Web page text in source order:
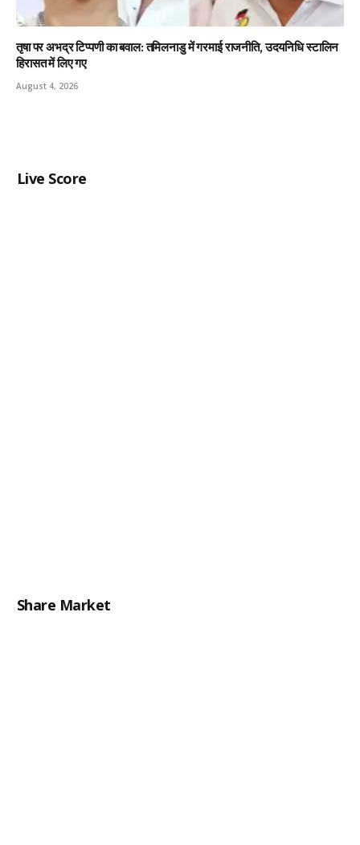
तृषा पर अभद्र टिप्पणी का बवाल: तमिलनाडु में गरमाई राजनीति, उदयनिधि स्टालिन
हिरासत में लिए गए
August 4, 2026
Live Score
Share Market